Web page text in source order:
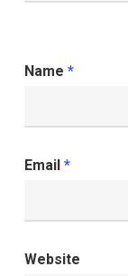
Name *
Email *
Website